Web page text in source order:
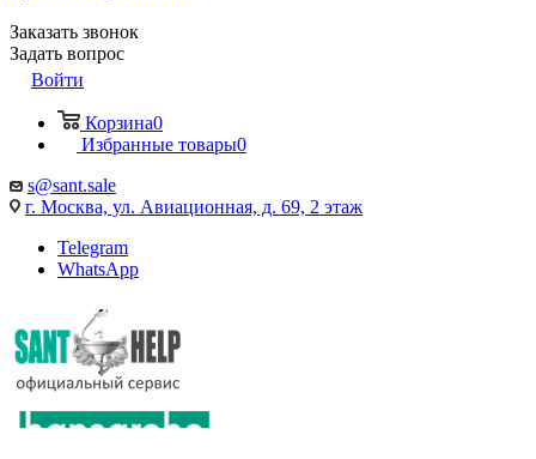
Заказать звонок
Задать вопрос
Войти
Корзина0
Избранные товары0
s@sant.sale
г. Москва, ул. Авиационная, д. 69, 2 этаж
Telegram
WhatsApp